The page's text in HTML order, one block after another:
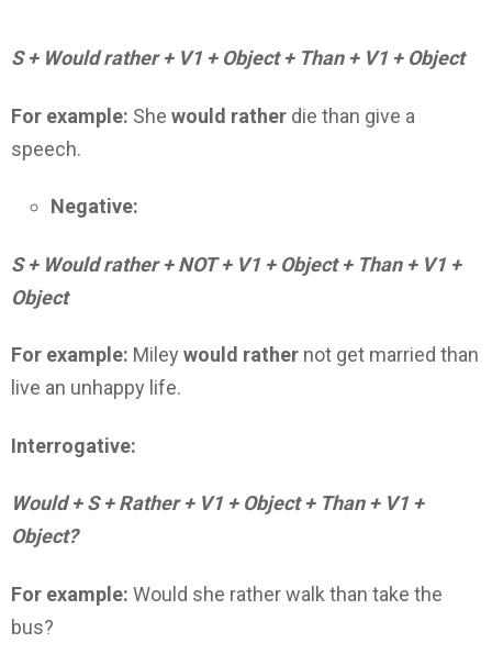
S + Would rather + V1 + Object + Than + V1 + Object
For example: She would rather die than give a
speech.
Negative:
S + Would rather + NOT + V1 + Object + Than + V1 +
Object
For example: Miley would rather not get married than
live an unhappy life.
Interrogative:
Would + S + Rather + V1 + Object + Than + V1 +
Object?
For example: Would she rather walk than take the
bus?